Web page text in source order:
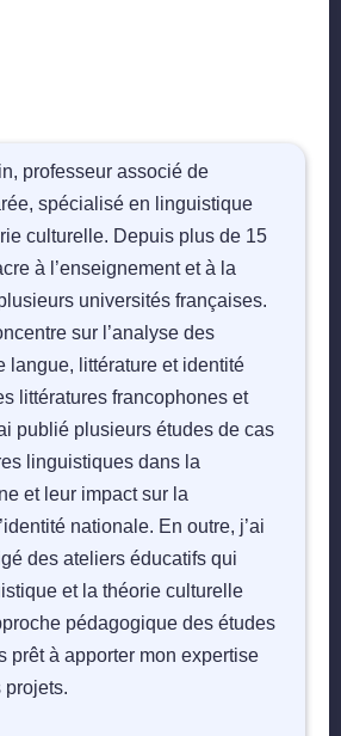
professeur associé de
spécialisé en linguistique
culturelle. Depuis plus de 15
à l’enseignement et à la
universités françaises.
sur l’analyse des
langue, littérature et identité
littératures francophones et
publié plusieurs études de cas
linguistiques dans la
et leur impact sur la
nationale. En outre, j’ai
des ateliers éducatifs qui
et la théorie culturelle
pédagogique des études
prêt à apporter mon expertise
projets.